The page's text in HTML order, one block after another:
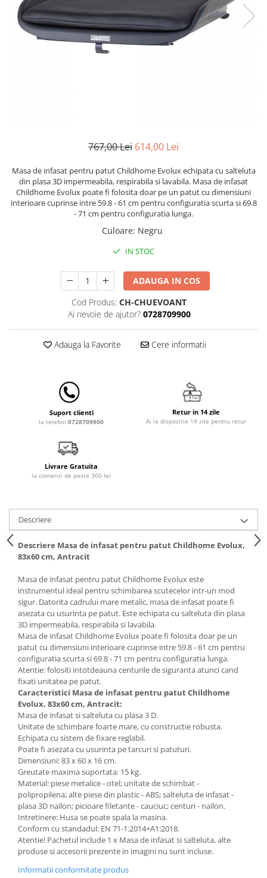
Lenjerii patut 140 x 70 cm
Lenjerie patuturi tineret
Dulap si cutii jucarii
Sac de dormit copii
Fotolii copii
Leagane & balansoare & sezlonguri
Saltele de infasat
Biciclete fara pedale
Masinute fara pedale
Karturi si masinute cu pedale
Scaune de biciclete copii
Alte Sporturi
Mingi fitness si medicinale
Termometre copii si bebe
767,00 Lei 614,00 Lei
Masa de infasat pentru patut Childhome Evolux echipata cu salteluta
din plasa 3D impermeabila, respirabila si lavabila. Masa de infasat
Childhome Evolux poate fi folosita doar pe un patut cu dimensiuni
interioare cuprinse intre 59.8 - 61 cm pentru configuratia scurta si 69.8
- 71 cm pentru configuratia lunga.
Culoare: Negru
IN STOC
ADAUGA IN COS
Cod Produs: CH-CHUEVOANT
Ai nevoie de ajutor? 0728709900
Adauga la Favorite Cere informatii
Suport clienti
la telefon 0728709900
Retur in 14 zile
Ai la dispozitie 14 zile pentru retur
Livrare Gratuita
la comenzi de peste 300 lei
Descriere
Descriere Masa de infasat pentru patut Childhome Evolux,
83x60 cm, Antracit
Masa de infasat pentru patut Childhome Evolux este
instrumentul ideal pentru schimbarea scutecelor intr-un mod
sigur. Datorita cadrului mare metalic, masa de infasat poate fi
asezata cu usurinta pe patut. Este echipata cu salteluta din plasa
3D impermeabila, respirabila si lavabila.
Masa de infasat Childhome Evolux poate fi folosita doar pe un
patut cu dimensiuni interioare cuprinse intre 59.8 - 61 cm pentru
configuratia scurta si 69.8 - 71 cm pentru configuratia lunga.
Atentie: folositi intotdeauna centurile de siguranta atunci cand
fixati unitatea pe patut.
Caracteristici Masa de infasat pentru patut Childhome
Evolux, 83x60 cm, Antracit:
Masa de infasat si salteluta cu plasa 3 D.
Unitate de schimbare foarte mare, cu constructie robusta.
Echipata cu sistem de fixare reglabil.
Poate fi asezata cu usurinta pe tarcuri si patuturi.
Dimensiuni: 83 x 60 x 16 cm.
Greutate maxima suportata: 15 kg.
Material: piese metalice - otel; unitate de schimbat -
polipropilena; alte piese din plastic - ABS; salteluta de infasat -
plasa 3D nailon; picioare filetante - cauciuc; centuri - nailon.
Intretinere: Husa se poate spala la masina.
Conform cu standadul: EN 71-1:2014+A1:2018.
Atentie! Pachetul include 1 x Masa de infasat si salteluta, alte
produse si accesorii prezente in imagini nu sunt incluse.
Informatii conformitate produs